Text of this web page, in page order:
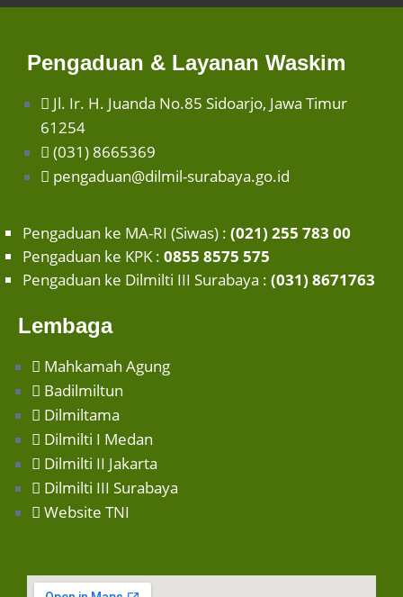
Pengaduan & Layanan Waskim
Jl. Ir. H. Juanda No.85 Sidoarjo, Jawa Timur
61254
(031) 8665369
pengaduan@dilmil-surabaya.go.id
Pengaduan ke MA-RI (Siwas) : (021) 255 783 00
Pengaduan ke KPK : 0855 8575 575
Pengaduan ke Dilmilti III Surabaya : (031) 8671763
Lembaga
Mahkamah Agung
Badilmiltun
Dilmiltama
Dilmilti I Medan
Dilmilti II Jakarta
Dilmilti III Surabaya
Website TNI